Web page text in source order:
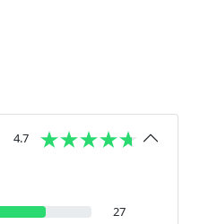
4.7
27